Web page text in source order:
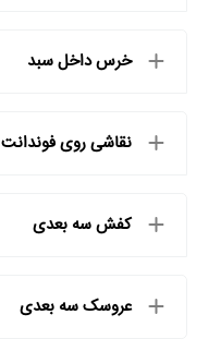
خرس داخل سبد
نقاشی روی فوندانت
کفش سه بعدی
عروسک سه بعدی